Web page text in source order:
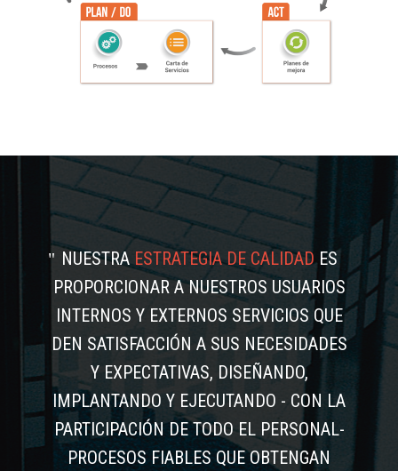
NUESTRAESTRATEGIA DE CALIDADES
PROPORCIONAR A NUESTROS USUARIOS
INTERNOS Y EXTERNOS SERVICIOS QUE
DEN SATISFACCIÓN A SUS NECESIDADES
Y EXPECTATIVAS, DISEÑANDO,
IMPLANTANDO Y EJECUTANDO - CON LA
PARTICIPACIÓN DE TODO EL PERSONAL-
PROCESOS FIABLES QUE OBTENGAN